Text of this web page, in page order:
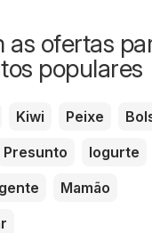
as ofertas
populares
Kiwi Peixe
Presunto Iogurte
Mamão